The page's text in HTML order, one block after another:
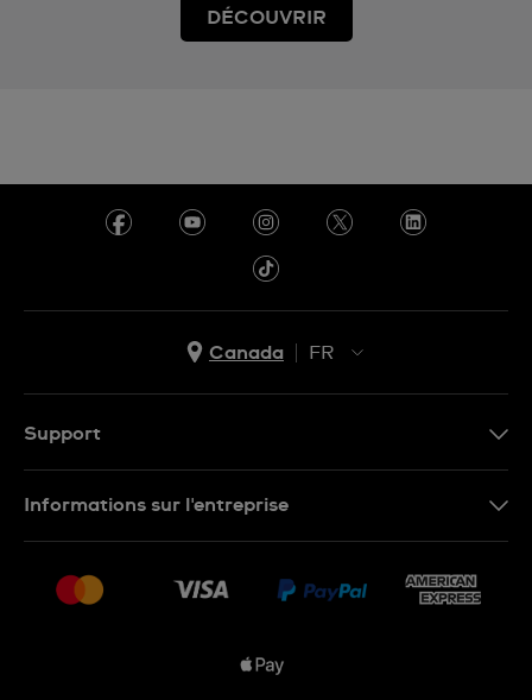
DÉCOUVRIR
Canada
FR
Support
Conditions De Vente
Informations sur l'entreprise
Nous rejoindre